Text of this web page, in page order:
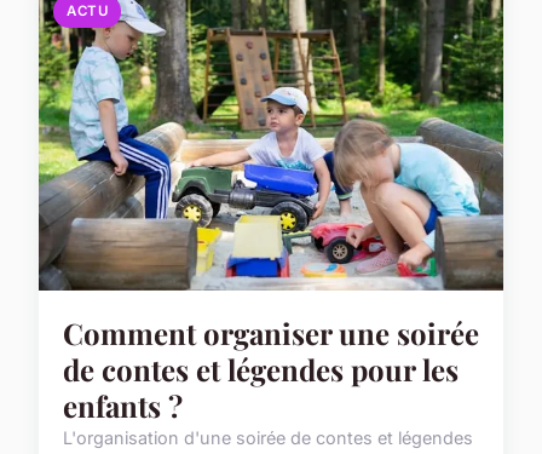
ACTU
Comment organiser une soirée
de contes et légendes pour les
enfants ?
L'organisation d'une soirée de contes et légendes